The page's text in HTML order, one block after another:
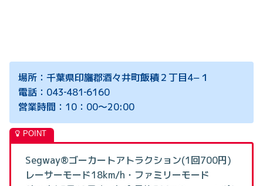
場所：千葉県印旛郡酒々井町飯積２丁目4−１
電話：043‐481‐6160
営業時間：10：00～20:00
Segway®ゴーカートアトラクション(1回700円)
レーサーモード18km/h・ファミリーモード